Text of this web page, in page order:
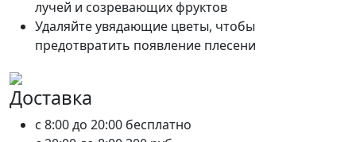
лучей и созревающих фруктов
Удаляйте увядающие цветы, чтобы
предотвратить появление плесени
Доставка
c 8:00 до 20:00 бесплатно